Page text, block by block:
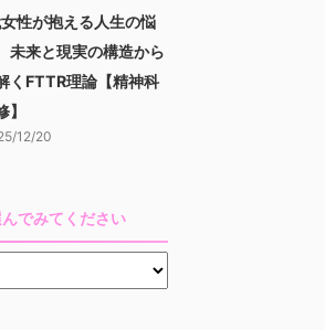
性が抱える人生の悩
未来と現実の構造から
くFTTR理論【精神科
】
12/20
でみてください